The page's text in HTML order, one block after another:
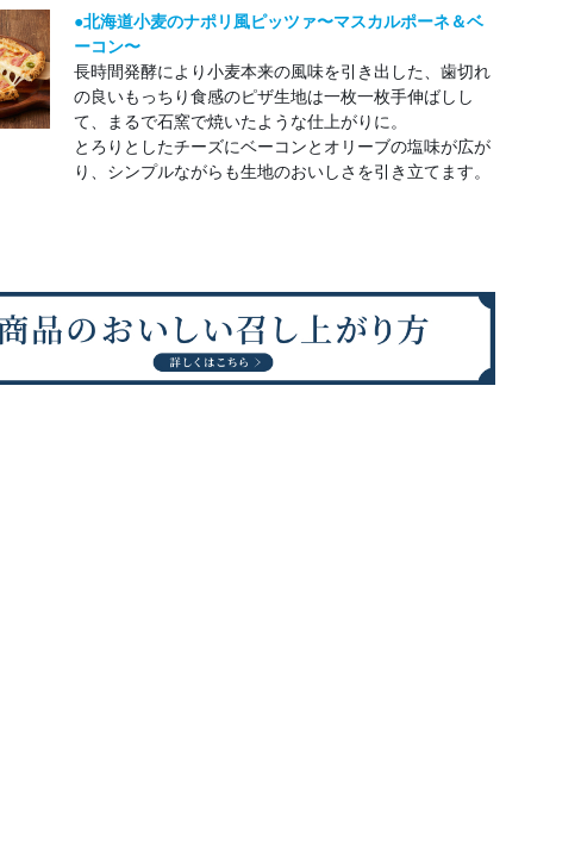
●北海道小麦のナポリ風ピッツァ〜マスカルポーネ＆ベ
ーコン〜
長時間発酵により小麦本来の風味を引き出した、歯切れ
の良いもっちり食感のピザ生地は一枚一枚手伸ばしし
て、まるで石窯で焼いたような仕上がりに。
とろりとしたチーズにベーコンとオリーブの塩味が広が
り、シンプルながらも生地のおいしさを引き立てます。